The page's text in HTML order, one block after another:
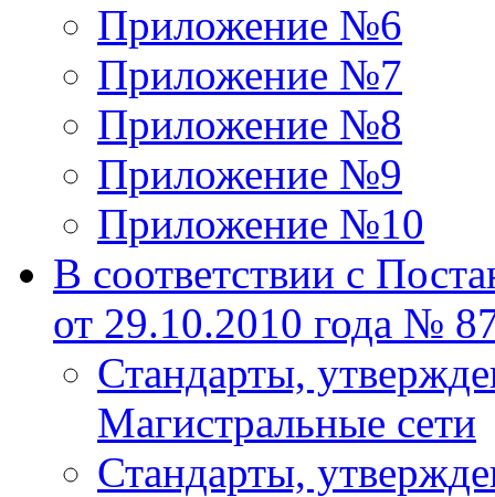
Приложение №6
Приложение №7
Приложение №8
Приложение №9
Приложение №10
В соответствии с
от 29.10.2010 года №
Стандарты,
Магистральные сети
Стандарты,